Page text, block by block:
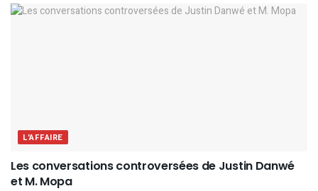
L'AFFAIRE
Les conversations controversées de Justin Danwé
et M. Mopa